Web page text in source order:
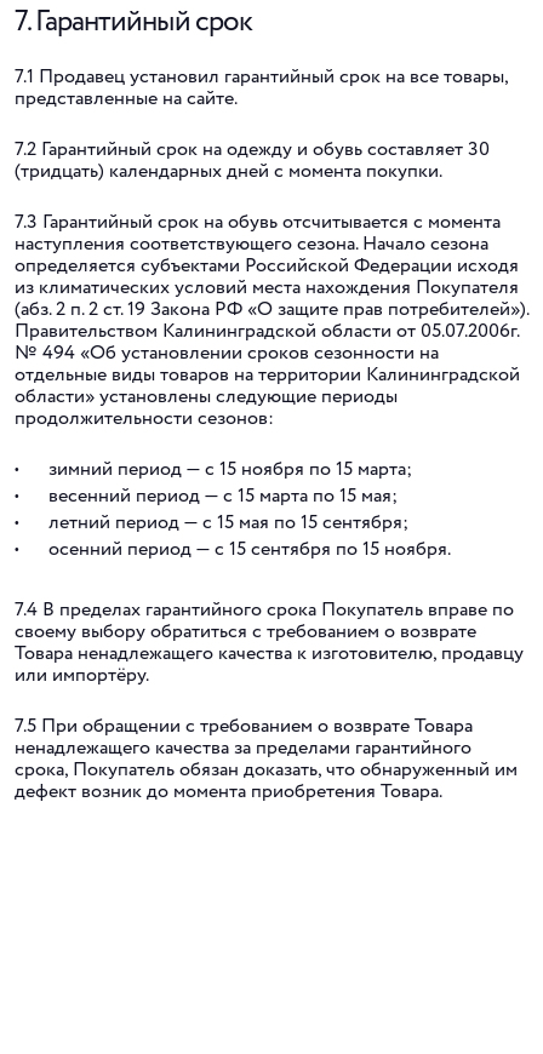
7. Гарантийный срок
7.1 Продавец установил гарантийный срок на все товары,
представленные на сайте.
7.2 Гарантийный срок на одежду и обувь составляет 30
(тридцать) календарных дней с момента покупки.
7.3 Гарантийный срок на обувь отсчитывается с момента
наступления соответствующего сезона. Начало сезона
определяется субъектами Российской Федерации исходя
из климатических условий места нахождения Покупателя
(абз. 2 п. 2 ст. 19 Закона РФ «О защите прав потребителей»).
Правительством Калининградской области от 05.07.2006г.
№ 494 «Об установлении сроков сезонности на
отдельные виды товаров на территории Калининградской
области» установлены следующие периоды
продолжительности сезонов:
зимний период — с 15 ноября по 15 марта;
весенний период — с 15 марта по 15 мая;
летний период — с 15 мая по 15 сентября;
осенний период — с 15 сентября по 15 ноября.
7.4 В пределах гарантийного срока Покупатель вправе по
своему выбору обратиться с требованием о возврате
Товара ненадлежащего качества к изготовителю, продавцу
или импортёру.
7.5 При обращении с требованием о возврате Товара
ненадлежащего качества за пределами гарантийного
срока, Покупатель обязан доказать, что обнаруженный им
дефект возник до момента приобретения Товара.